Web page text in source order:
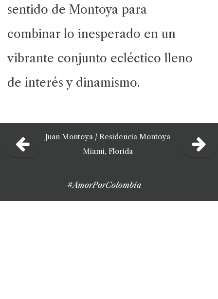
sentido de Montoya para
combinar lo inesperado en un
vibrante conjunto ecléctico lleno
de interés y dinamismo.
Juan Montoya/ Residencia Montoya
Miami, Florida
#AmorPorColombia